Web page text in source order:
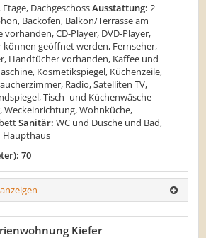
Etage, DachgeschossAusstattung: 2
Backofen, Balkon/Terrasse am
CD-Player, DVD-Player,
geöffnet werden, Fernseher,
Handtücher vorhanden, Kaffee und
Kosmetikspiegel, Küchenzeile,
Radio, Satelliten TV,
Tisch- und Küchenwäsche
Weckeinrichtung, Wohnküche,
Sanitär: WC und Dusche und Bad,
Haupthaus
70
Kiefer